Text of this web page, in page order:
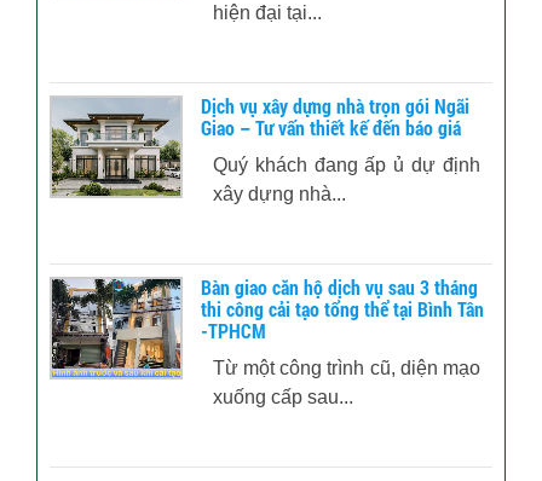
hiện đại tại...
Dịch vụ xây dựng nhà trọn gói Ngãi
Giao – Tư vấn thiết kế đến báo giá
Quý khách đang ấp ủ dự định
xây dựng nhà...
Bàn giao căn hộ dịch vụ sau 3 tháng
thi công cải tạo tổng thể tại Bình Tân
-TPHCM
Từ một công trình cũ, diện mạo
xuống cấp sau...